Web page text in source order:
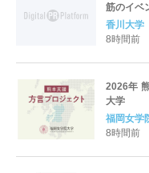
筋のイベ
香川大学
8時間前
2026年
大学
福岡女学
8時間前